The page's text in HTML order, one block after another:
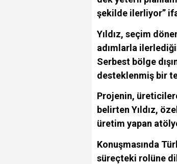
şekilde ilerliyor”
Yıldız, seçim
adımlarla
Serbest bölge
desteklenmiş bir
Projenin,
belirten Yıldız,
üretim yapan
Konuşmasında
süreçteki rolüne